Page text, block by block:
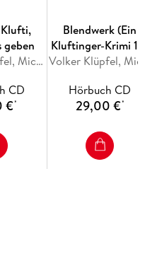
geben
Volker Klüpfel, Michael Kobr
CD
€*
Blendwerk (Ein
Kluftinger-Krimi
Hörbuch CD
29,00 €*